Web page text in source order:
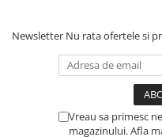
Newsletter Nu rata ofertele si
Vreau sa primesc
magazinului. Afla